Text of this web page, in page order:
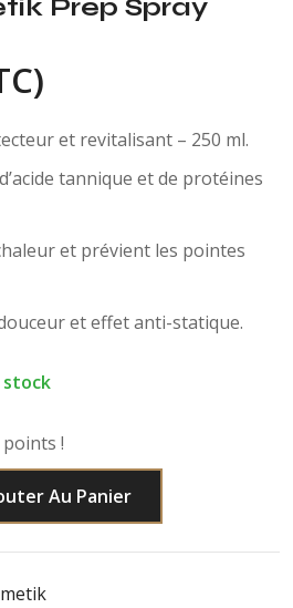
Prep Spray
et revitalisant – 250 ml.
tannique et de protéines
et prévient les pointes
et effet anti-statique.
stock
!
Au Panier